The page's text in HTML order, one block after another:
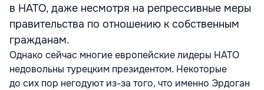
в НАТО, даже несмотря на репрессивные меры
правительства по отношению к собственным
гражданам.
Однако сейчас многие европейские лидеры НАТО
недовольны турецким президентом. Некоторые
до сих пор негодуют из-за того, что именно Эрдоган